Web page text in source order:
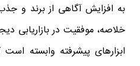
به افزایش آگاهی از برند و
خلاصه، موفقیت در بازاریابی
ابزارهای پیشرفته وابسته